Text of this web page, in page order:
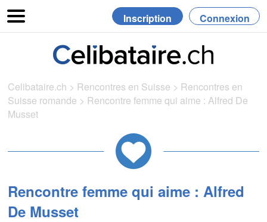
Inscription Connexion
Celibataire.ch > Rencontres en Suisse > Rencontres en
Suisse romande > Rencontre femme qui aime : Alfred De
Musset
Rencontre femme qui aime : Alfred
De Musset